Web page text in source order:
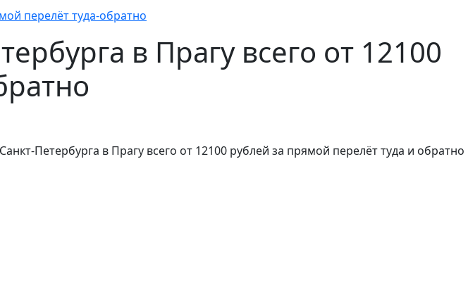
перелёт туда-обратно
в Прагу всего от 12100
Петербурга в Прагу всего от 12100 рублей за прямой перелёт туда и обратно